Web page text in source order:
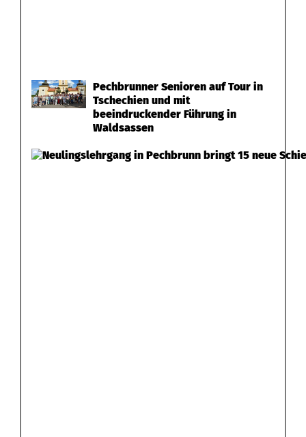
Pechbrunner Senioren auf Tour in
Tschechien und mit
beeindruckender Führung in
Waldsassen